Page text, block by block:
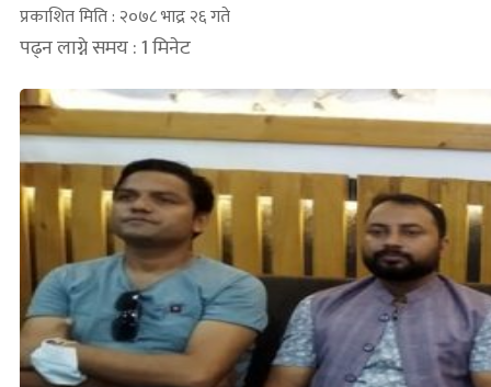
प्रकाशित मिति : २०७८ भाद्र २६ गते
पढ्न लाग्ने समय : 1 मिनेट